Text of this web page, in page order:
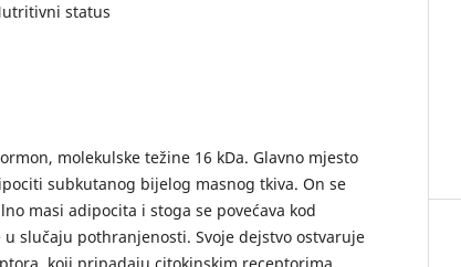
status
molekulske težine 16 kDa. Glavno mjesto
subkutanog bijelog masnog tkiva. On se
masi adipocita i stoga se povećava kod
slučaju pothranjenosti. Svoje dejstvo ostvaruje